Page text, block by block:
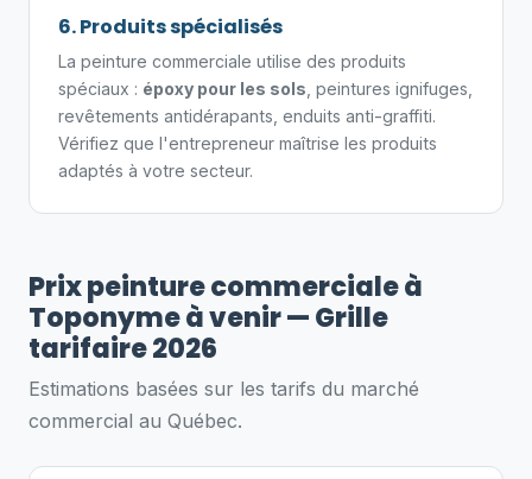
6. Produits spécialisés
La peinture commerciale utilise des produits
spéciaux : époxy pour les sols , peintures ignifuges,
revêtements antidérapants, enduits anti-graffiti.
Vérifiez que l'entrepreneur maîtrise les produits
adaptés à votre secteur.
Prix peinture commerciale à
Toponyme à venir — Grille
tarifaire 2026
Estimations basées sur les tarifs du marché
commercial au Québec.